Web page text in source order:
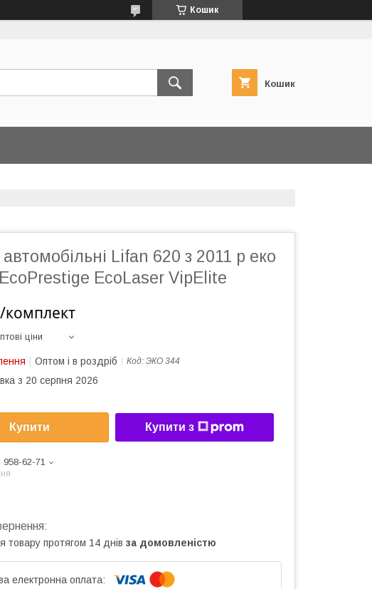
Кошик
Кошик
Lifan 620 з 2011 р еко
EcoLaser VipElite
комплект
ціни
Оптом і в роздріб Код: ЭКО 344
з 20 серпня 2026
Купити Купити з
958-62-71
товару протягом 14 днів за домовленістю